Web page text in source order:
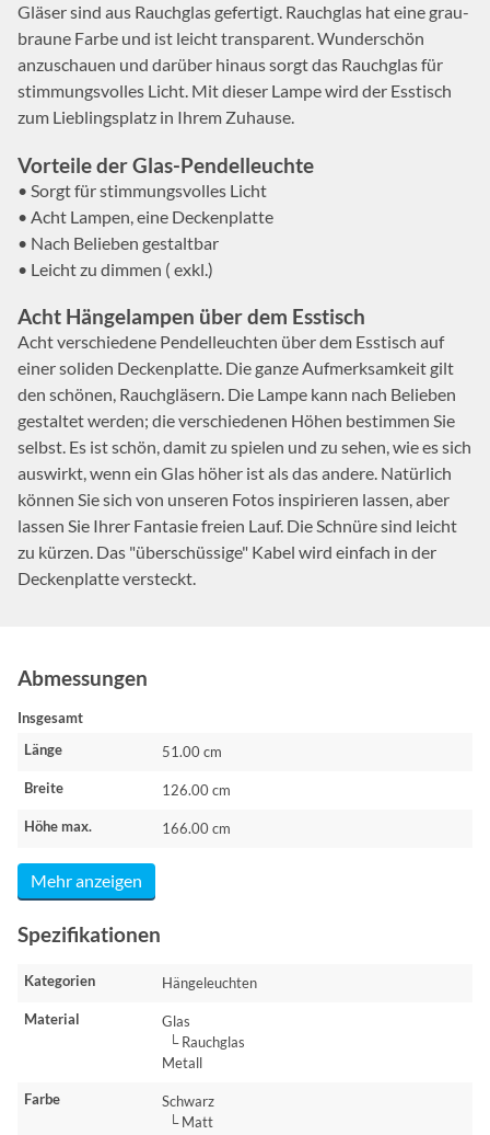
Gläser sind aus Rauchglas gefertigt. Rauchglas hat eine grau-
braune Farbe und ist leicht transparent. Wunderschön
anzuschauen und darüber hinaus sorgt das Rauchglas für
stimmungsvolles Licht. Mit dieser Lampe wird der Esstisch
zum Lieblingsplatz in Ihrem Zuhause.
Vorteile der Glas-Pendelleuchte
• Sorgt für stimmungsvolles Licht
• Acht Lampen, eine Deckenplatte
• Nach Belieben gestaltbar
• Leicht zu dimmen ( exkl.)
Acht Hängelampen über dem Esstisch
Acht verschiedene Pendelleuchten über dem Esstisch auf
einer soliden Deckenplatte. Die ganze Aufmerksamkeit gilt
den schönen, Rauchgläsern. Die Lampe kann nach Belieben
gestaltet werden; die verschiedenen Höhen bestimmen Sie
selbst. Es ist schön, damit zu spielen und zu sehen, wie es sich
auswirkt, wenn ein Glas höher ist als das andere. Natürlich
können Sie sich von unseren Fotos inspirieren lassen, aber
lassen Sie Ihrer Fantasie freien Lauf. Die Schnüre sind leicht
zu kürzen. Das "überschüssige" Kabel wird einfach in der
Deckenplatte versteckt.
Abmessungen
Insgesamt
Länge
51.00 cm
Breite 126.00 cm
Höhe max. 166.00 cm
Mehr anzeigen
Spezifikationen
Kategorien Hängeleuchten
Material
Glas
└ Rauchglas
Metall
Farbe
Schwarz
└ Matt